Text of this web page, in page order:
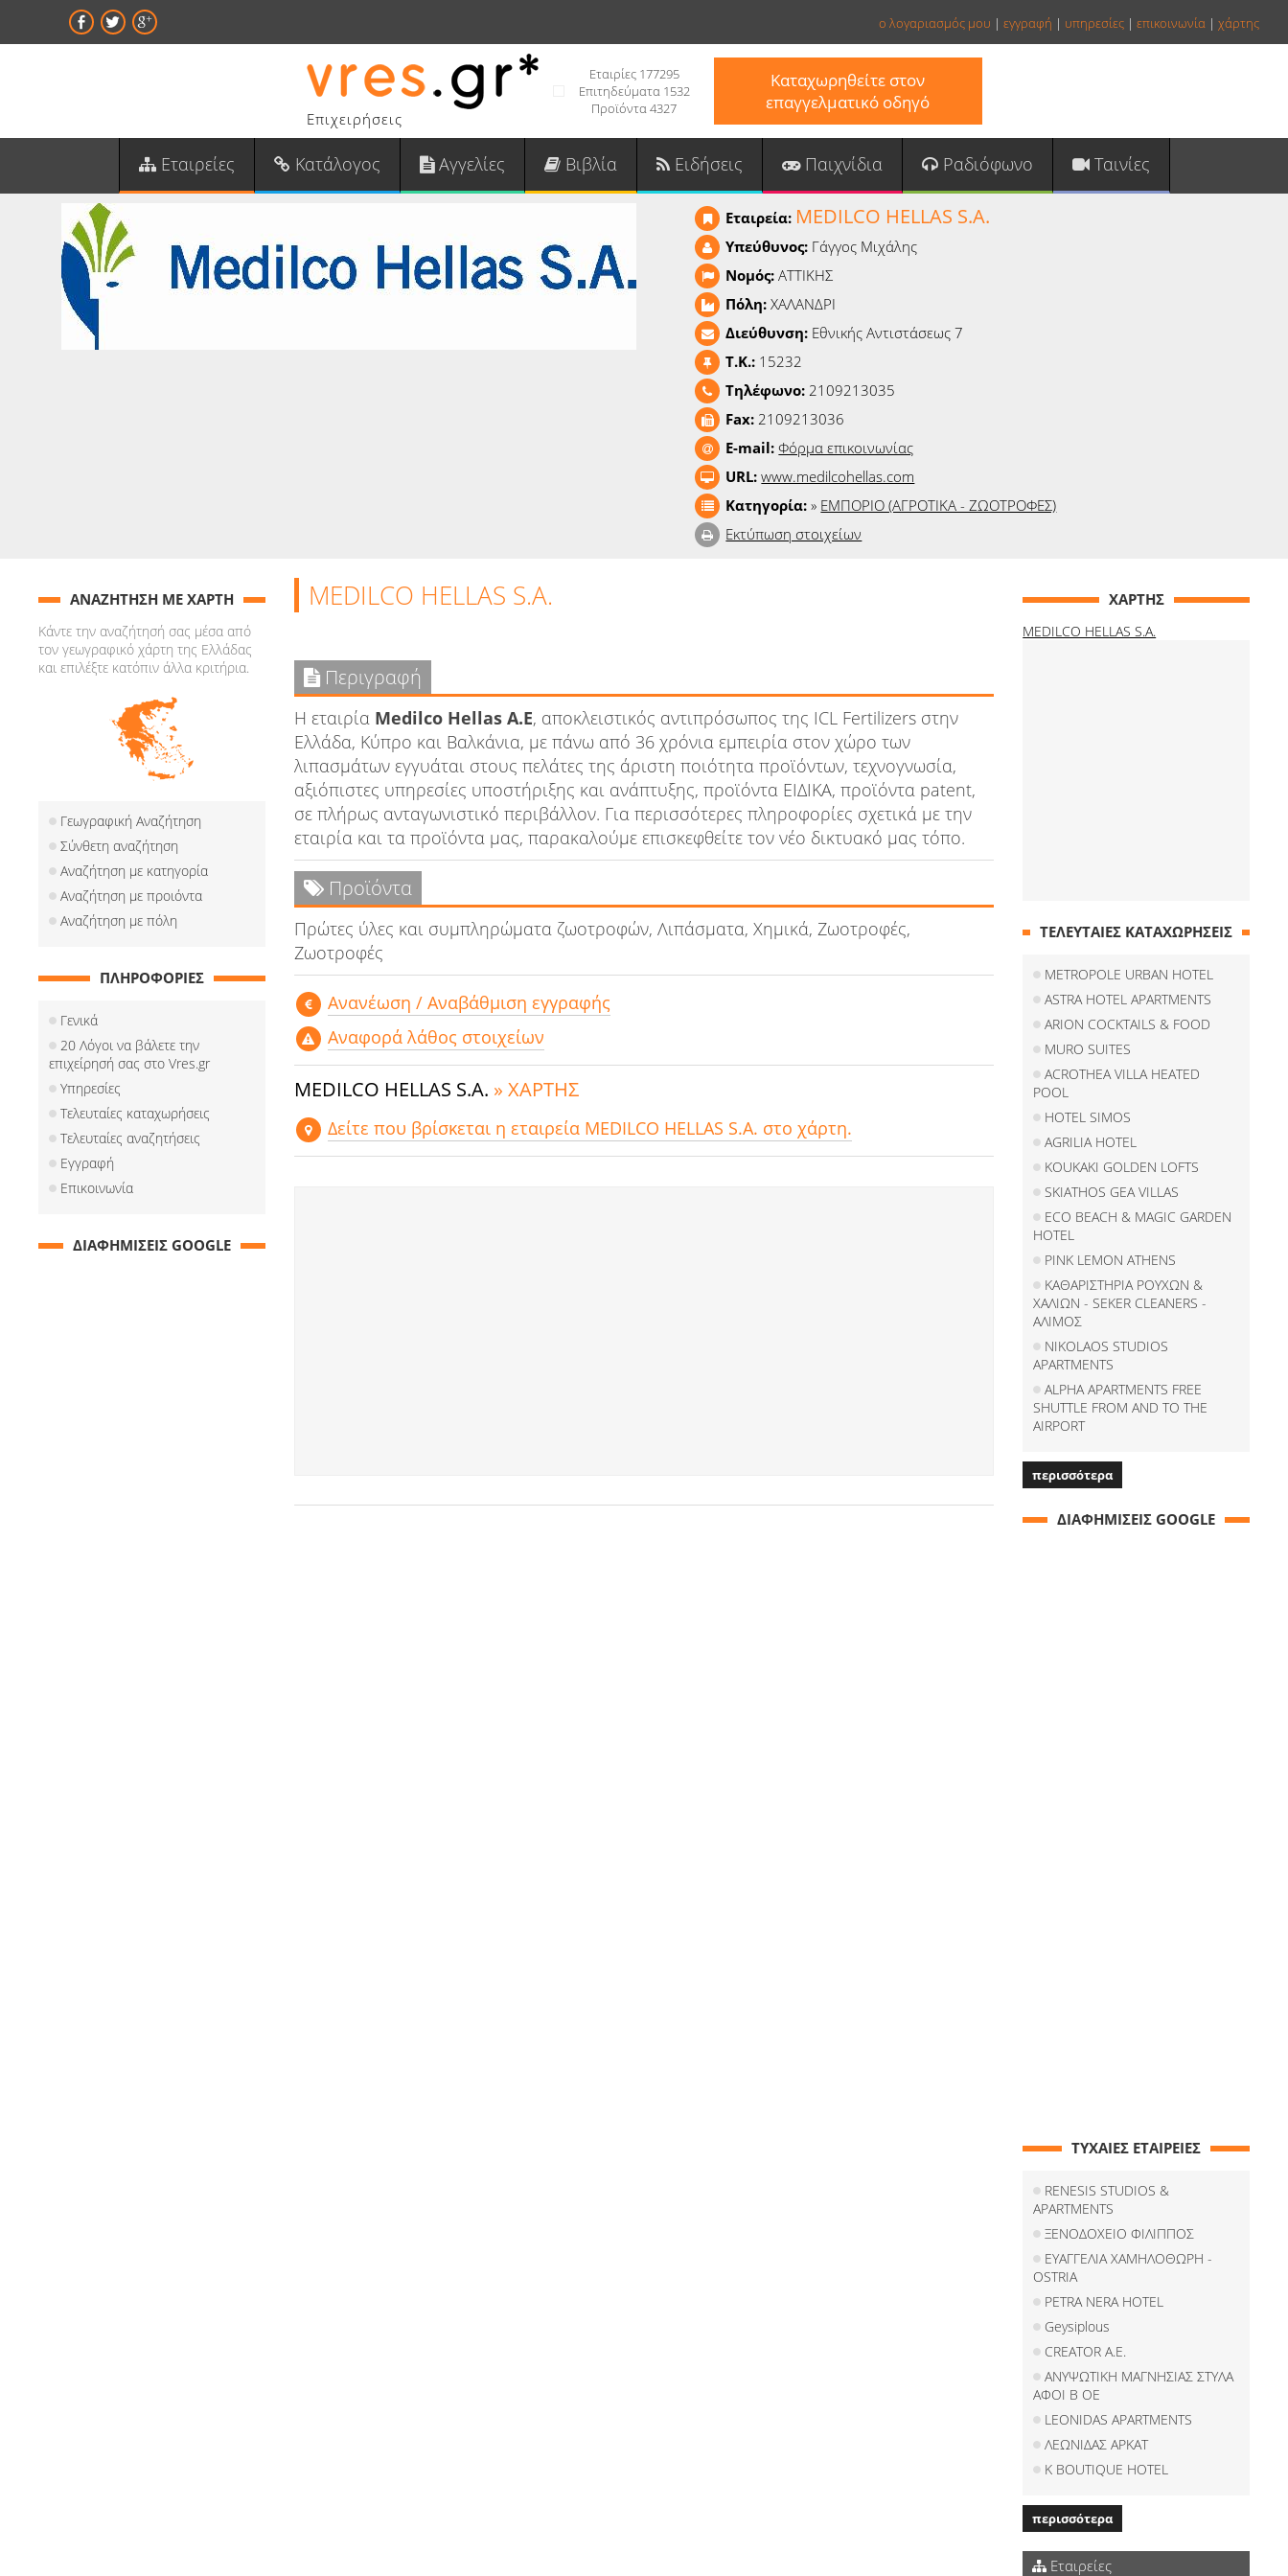
ο λογαριασμός μου | εγγραφή | υπηρεσίες | επικοινωνία | χάρτης
Επιχειρήσεις
Εταιρίες 177295
Επιτηδεύματα 1532
Προϊόντα 4327
Καταχωρηθείτε στον
επαγγελματικό οδηγό
Εταιρείες Κατάλογος Αγγελίες Βιβλία Ειδήσεις Παιχνίδια Ραδιόφωνο Ταινίες
Εταιρεία: MEDILCO HELLAS S.A.
Υπεύθυνος: Γάγγος Μιχάλης
Νομός:ΑΤΤΙΚΗΣ
Πόλη:ΧΑΛΑΝΔΡΙ
Διεύθυνση: Εθνικής Αντιστάσεως 7
T.K.: 15232
Τηλέφωνο:2109213035
Fax:2109213036
E-mail:Φόρμα επικοινωνίας
URL:www.medilcohellas.com
Κατηγορία:» ΕΜΠΟΡΙΟ (ΑΓΡΟΤΙΚΑ - ΖΩΟΤΡΟΦΕΣ)
Εκτύπωση στοιχείων
MEDILCO HELLAS S.A.
Περιγραφή
Η εταιρία Medilco Hellas A.E, αποκλειστικός αντιπρόσωπος της ICL Fertilizers στην
Ελλάδα, Κύπρο και Βαλκάνια, με πάνω από 36 χρόνια εμπειρία στον χώρο των
λιπασμάτων εγγυάται στους πελάτες της άριστη ποιότητα προϊόντων, τεχνογνωσία,
αξιόπιστες υπηρεσίες υποστήριξης και ανάπτυξης, προϊόντα ΕΙΔΙΚΑ, προϊόντα patent,
σε πλήρως ανταγωνιστικό περιβάλλον. Για περισσότερες πληροφορίες σχετικά με την
εταιρία και τα προϊόντα μας, παρακαλούμε επισκεφθείτε τον νέο δικτυακό μας τόπο.
Προϊόντα
Πρώτες ύλες και συμπληρώματα ζωοτροφών, Λιπάσματα, Χημικά, Ζωοτροφές,
Ζωοτροφές
Aνανέωση / Αναβάθμιση εγγραφής
Αναφορά λάθος στοιχείων
MEDILCO HELLAS S.A. » ΧΑΡΤΗΣ
Δείτε που βρίσκεται η εταιρεία MEDILCO HELLAS S.A. στο χάρτη.
ΑΝΑΖΗΤΗΣΗ ΜΕ ΧΑΡΤΗ
Κάντε την αναζήτησή σας μέσα από
τον γεωγραφικό χάρτη της Ελλάδας
και επιλέξτε κατόπιν άλλα κριτήρια.
Γεωγραφική Αναζήτηση
Σύνθετη αναζήτηση
Αναζήτηση με κατηγορία
Αναζήτηση με προιόντα
Αναζήτηση με πόλη
ΠΛΗΡΟΦΟΡΙΕΣ
Γενικά
20 Λόγοι να βάλετε την
επιχείρησή σας στο Vres.gr
Υπηρεσίες
Τελευταίες καταχωρήσεις
Τελευταίες αναζητήσεις
Εγγραφή
Επικοινωνία
ΔΙΑΦΗΜΙΣΕΙΣ GOOGLE
ΧΑΡΤΗΣ
MEDILCO HELLAS S.A.
ΤΕΛΕΥΤΑΙΕΣ ΚΑΤΑΧΩΡΗΣΕΙΣ
METROPOLE URBAN HOTEL
ASTRA HOTEL APARTMENTS
ARION COCKTAILS & FOOD
MURO SUITES
ACROTHEA VILLA HEATED
POOL
HOTEL SIMOS
AGRILIA HOTEL
KOUKAKI GOLDEN LOFTS
SKIATHOS GEA VILLAS
ECO BEACH & MAGIC GARDEN
HOTEL
PINK LEMON ATHENS
ΚΑΘΑΡΙΣΤΗΡΙΑ ΡΟΥΧΩΝ &
ΧΑΛΙΩΝ - SEKER CLEANERS -
ΑΛΙΜΟΣ
NIKOLAOS STUDIOS
APARTMENTS
ALPHA APARTMENTS FREE
SHUTTLE FROM AND TO THE
AIRPORT
περισσότερα
ΔΙΑΦΗΜΙΣΕΙΣ GOOGLE
ΤΥΧΑΙΕΣ ΕΤΑΙΡΕΙΕΣ
RENESIS STUDIOS &
APARTMENTS
ΞΕΝΟΔΟΧΕΙΟ ΦΙΛΙΠΠΟΣ
ΕΥΑΓΓΕΛΙΑ ΧΑΜΗΛΟΘΩΡΗ -
OSTRIA
PETRA NERA HOTEL
Geysiplous
CREATOR A.E.
ΑΝΥΨΩΤΙΚΗ ΜΑΓΝΗΣΙΑΣ ΣΤΥΛΑ
ΑΦΟΙ Β ΟΕ
LEONIDAS APARTMENTS
ΛΕΩΝΙΔΑΣ ΑΡΚΑΤ
K BOUTIQUE HOTEL
περισσότερα
Εταιρείες